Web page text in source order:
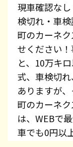
現車確認な
検切れ・車
町のカーネ
せください
と、10万キ
式、車検切
ありますが
町のカーネ
は、WEBで
車でも0円以